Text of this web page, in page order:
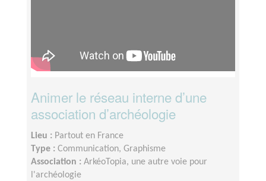
Animer le réseau interne d’une
association d’archéologie
Lieu : Partout en France
Type : Communication, Graphisme
Association : ArkéoTopia, une autre voie pour
l'archéologie